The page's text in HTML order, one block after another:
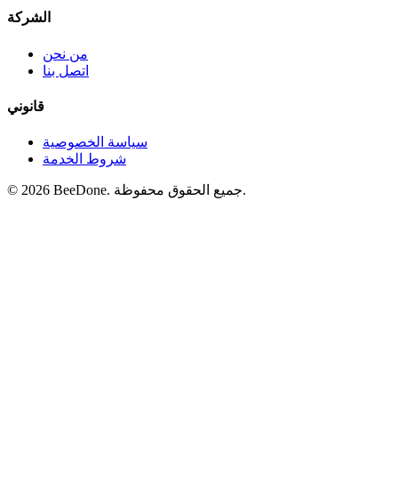
الشركة
من نحن
اتصل بنا
قانوني
سياسة الخصوصية
شروط الخدمة
© 2026 BeeDone. جميع الحقوق محفوظة.